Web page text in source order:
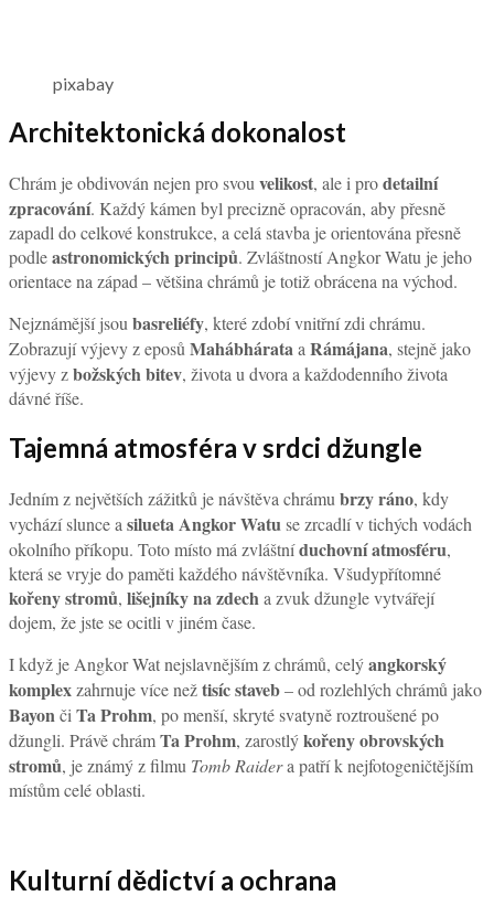
pixabay
Architektonická dokonalost
Chrám je obdivován nejen pro svou velikost, ale i prodetailní
zpracování. Každý kámen byl precizně opracován, aby přesně
zapadl do celkové konstrukce, a celá stavba je orientována přesně
podleastronomických principů. Zvláštností Angkor Watu je jeho
orientace na západ – většina chrámů je totiž obrácena na východ.
Nejznámější jsou basreliéfy, které zdobí vnitřní zdi chrámu.
Zobrazují výjevy z eposů Mahábhárataa Rámájana, stejně jako
výjevy zbožských bitev, života u dvora a každodenního života
dávné říše.
Tajemná atmosféra v srdci džungle
Jedním z největších zážitků je návštěva chrámu brzy ráno, kdy
vychází slunce a silueta Angkor Watuse zrcadlí v tichých vodách
okolního příkopu. Toto místo má zvláštníduchovní atmosféru,
která se vryje do paměti každého návštěvníka. Všudypřítomné
kořeny stromů, lišejníky na zdecha zvuk džungle vytvářejí
dojem, že jste se ocitli v jiném čase.
I když je Angkor Wat nejslavnějším z chrámů, celýangkorský
komplex zahrnuje více nežtisíc staveb– od rozlehlých chrámů jako
Bayonči Ta Prohm, po menší, skryté svatyně roztroušené po
džungli. Právě chrámTa Prohm, zarostlýkořeny obrovských
stromů, je známý z filmu Tomb Raidera patří k nejfotogeničtějším
místům celé oblasti.
Kulturní dědictví a ochrana